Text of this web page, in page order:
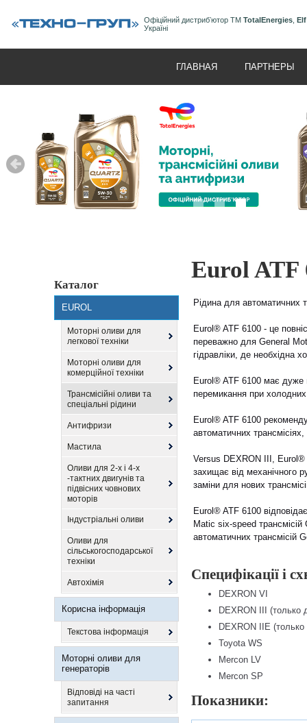
Офіційний дистрибʼютор ТМ TotalEnergies Elf
Україні
ГЛАВНАЯ ПАРТНЕРЫ
Каталог
EUROL
Моторні оливи для
легкової техніки
Моторні оливи для
комерційної техніки
Трансмісійні оливи та
спеціальні рідини
Антифризи
Мастила
Оливи для 2-х і 4-х
-тактних двигунів та
підвісних човнових
моторів
Індустріальні оливи
Оливи для
сільськогосподарської
техніки
Автохімія
Корисна інформація
Текстова інформація
Моторні оливи для
генераторів
Відповіді на часті
запитання
Eurol ATF
Рідина для автоматичних
Eurol® ATF 6100 - це
переважно для General
гідравліки, де необхідна
Eurol® ATF 6100 має дуже
перемикання при
Eurol® ATF 6100
автоматичних
Versus DEXRON III, Eurol®
захищає від механічного
заміни для нових
Eurol® ATF 6100
Matic six-speed
автоматичних трансмісій
Специфікації і
DEXRON VI
DEXRON III (только
DEXRON IIE
Toyota WS
Mercon LV
Mercon SP
Показники: